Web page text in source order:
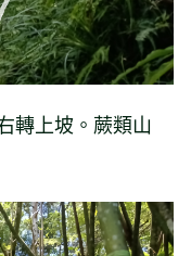
轉上坡。蕨類山